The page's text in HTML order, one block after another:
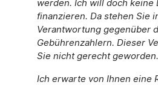
werden. Ich will doch keine
finanzieren. Da stehen Sie
Verantwortung gegenüber
Gebührenzahlern. Dieser
Sie nicht gerecht geworden.
Ich erwarte von Ihnen eine